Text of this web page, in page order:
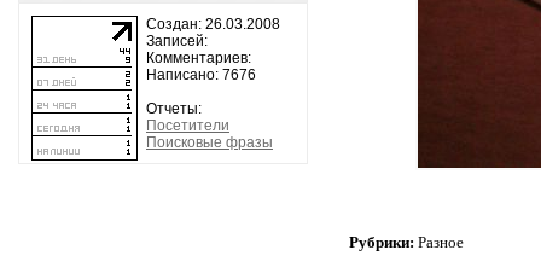
Создан: 26.03.2008
Записей:
Комментариев:
Написано: 7676
Отчеты:
Посетители
Поисковые фразы
Рубрики: Разное